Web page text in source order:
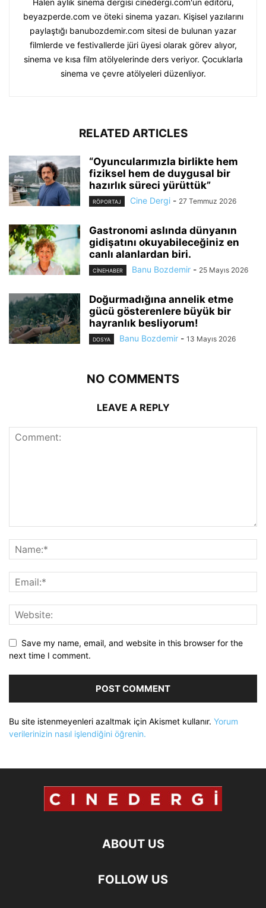
beyazperde.com ve öteki sinema yazarı. Kişisel yazılarını
paylaştığı banubozdemir.com sitesi de bulunan yazar
filmlerde ve festivallerde jüri üyesi olarak görev alıyor,
sinema ve kısa film atölyelerinde ders veriyor. Çocuklarla
sinema ve çevre atölyeleri düzenliyor.
RELATED ARTICLES
“Oyuncularımızla birlikte hem
fiziksel hem de duygusal bir
hazırlık süreci yürüttük”
RÖPORTAJ Cine Dergi - 27 Temmuz 2026
Gastronomi aslında dünyanın
gidişatını okuyabileceğiniz en
canlı alanlardan biri.
CINEHABER Banu Bozdemir - 25 Mayıs 2026
Doğurmadığına annelik etme
gücü gösterenlere büyük bir
hayranlık besliyorum!
DOSYA Banu Bozdemir - 13 Mayıs 2026
NO COMMENTS
LEAVE A REPLY
Save my name, email, and website in this browser for the
next time I comment.
Bu site istenmeyenleri azaltmak için Akismet kullanır. Yorum
verilerinizin nasıl işlendiğini öğrenin.
ABOUT US
FOLLOW US